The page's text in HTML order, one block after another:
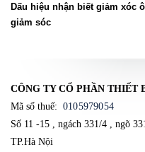
Dấu hiệu nhận biết giảm xóc
giảm sóc
CÔNG TY CỔ PHẦN THIẾT
Mã số thuế: 0105979054
Số 11 -15 , ngách 331/4 , ngõ
TP.Hà Nội